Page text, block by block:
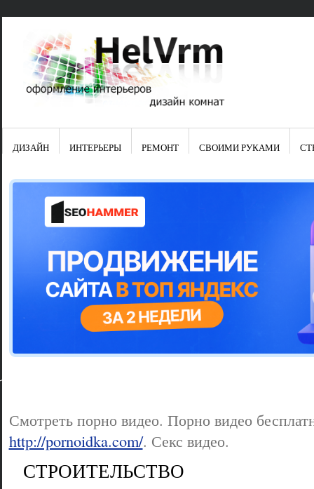
Свежие
Японские
Школа
Шьем
ДИЗАЙН ИНТЕРЬЕРЫ РЕМОНТ СВОИМИ РУКАМИ
Смотреть порно видео. Порно видео
http://pornoidka.com/. Секс видео.
СТРОИТЕЛЬСТВО